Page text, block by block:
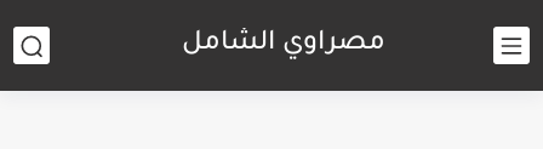
مصراوي الشامل